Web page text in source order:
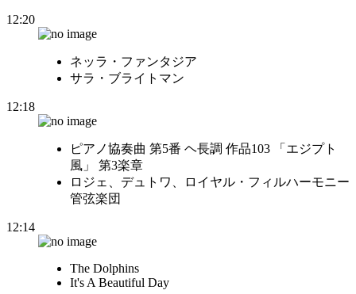
12:20
ネッラ・ファンタジア
サラ・ブライトマン
12:18
ピアノ協奏曲 第5番 ヘ長調 作品103 「エジプト
風」 第3楽章
ロジェ、デュトワ、ロイヤル・フィルハーモニー
管弦楽団
12:14
The Dolphins
It's A Beautiful Day